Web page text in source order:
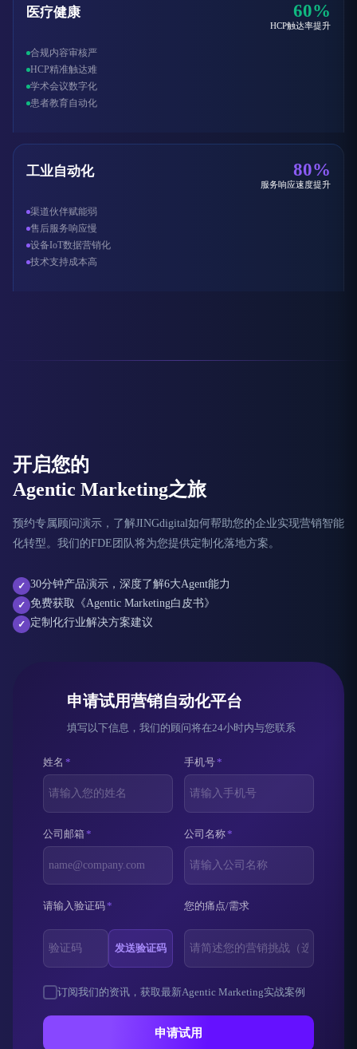
医疗健康 60%
HCP触达率提升
合规内容审核严
HCP精准触达难
学术会议数字化
患者教育自动化
工业自动化 80%
服务响应速度提升
渠道伙伴赋能弱
售后服务响应慢
设备IoT数据营销化
技术支持成本高
开启您的
Agentic Marketing之旅
预约专属顾问演示，了解JINGdigital如何帮助您的企业实现营销智能
化转型。我们的FDE团队将为您提供定制化落地方案。
✓ 30分钟产品演示，深度了解6大Agent能力
✓ 免费获取《Agentic Marketing白皮书》
✓ 定制化行业解决方案建议
申请试用营销自动化平台
填写以下信息，我们的顾问将在24小时内与您联系
姓名 * 手机号*
公司邮箱* 公司名称*
请输入验证码*
发送验证码
您的痛点/需求
订阅我们的资讯，获取最新Agentic Marketing实战案例
申请试用